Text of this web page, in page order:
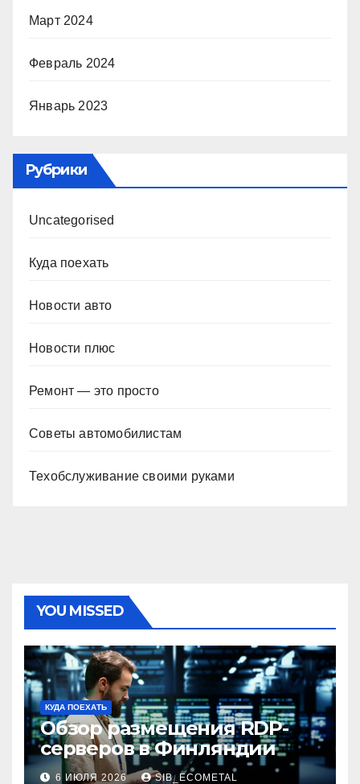
Март 2024
Февраль 2024
Январь 2023
Рубрики
Uncategorised
Куда поехать
Новости авто
Новости плюс
Ремонт — это просто
Советы автомобилистам
Техобслуживание своими руками
YOU MISSED
КУДА ПОЕХАТЬ
Обзор размещения RDP-
серверов в Финляндии
6 ИЮЛЯ 2026 SIB_ECOMETAL